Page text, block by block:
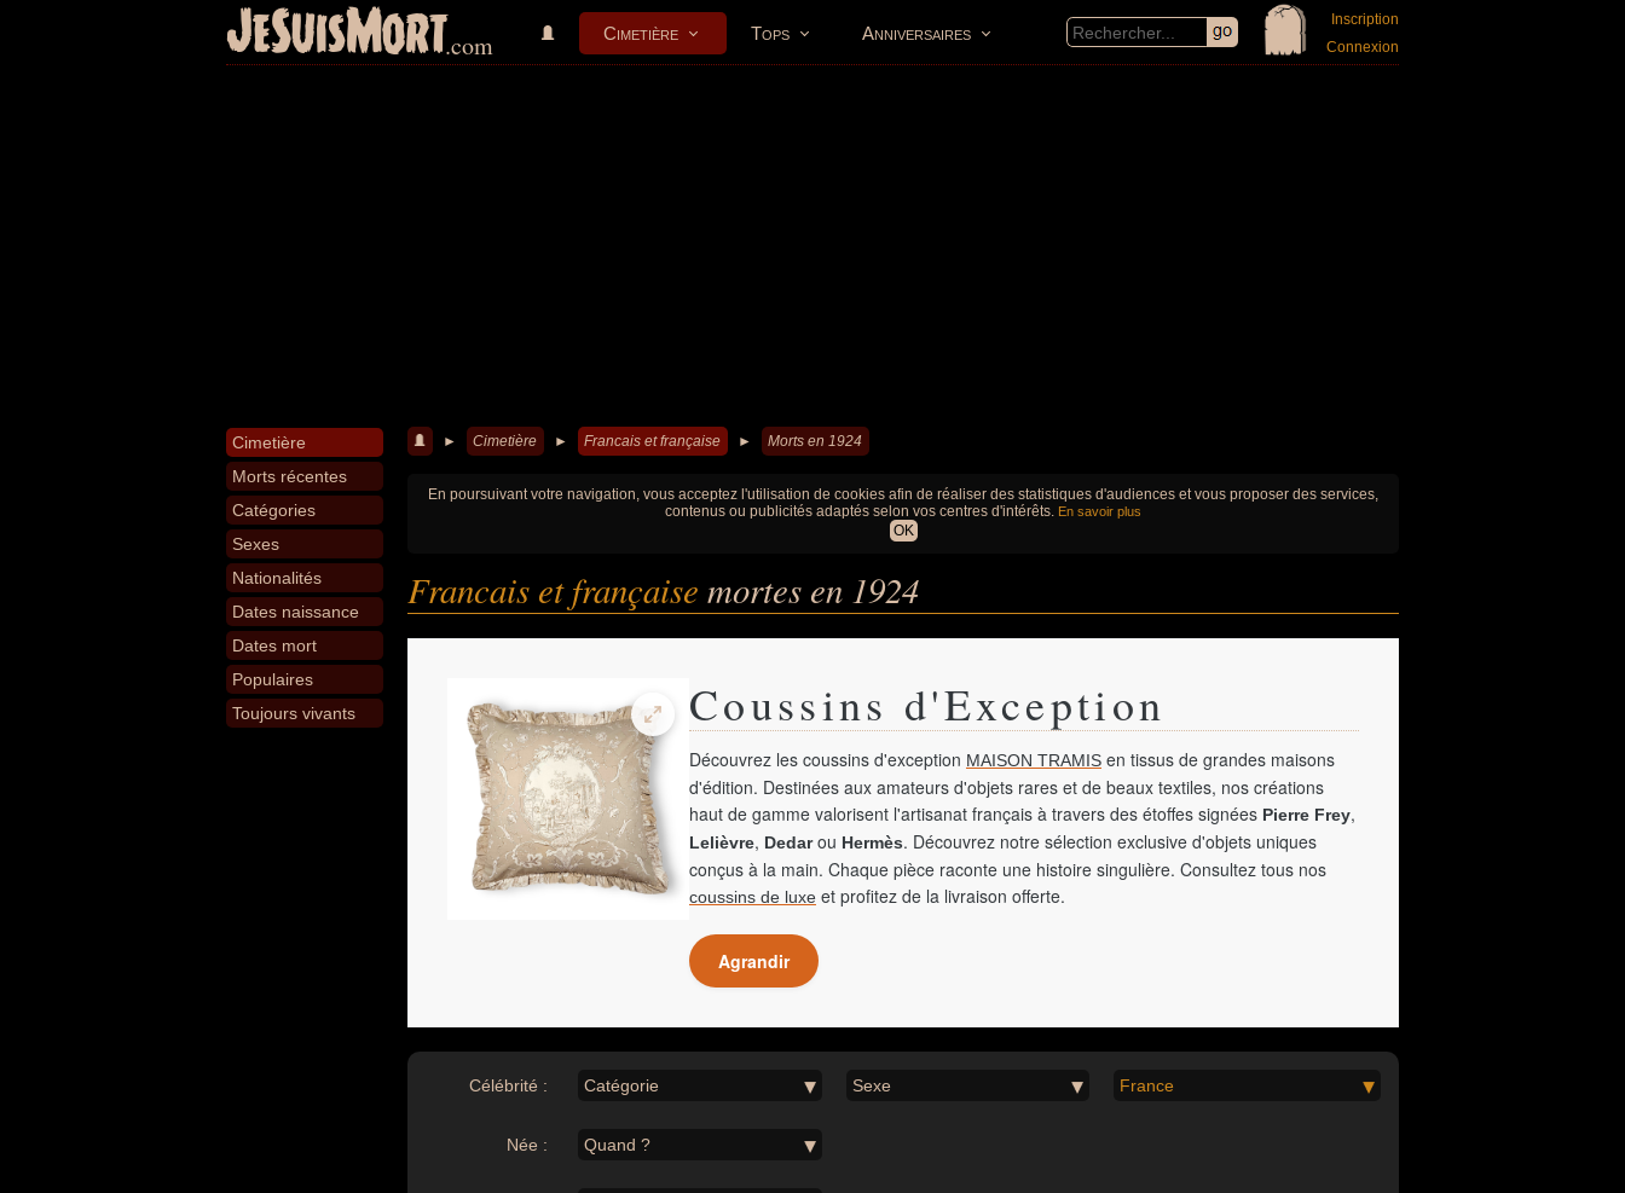
JeSuisMort.com Cimetière Tops Anniversaires
Inscription
Connexion
Cimetière
Morts récentes
Catégories
Sexes
Nationalités
Dates naissance
Dates mort
Populaires
Toujours vivants
► Cimetière ► Francais et française ► Morts en 1924
En poursuivant votre navigation, vous acceptez l'utilisation de cookies afin de réaliser des statistiques d'audiences et vous proposer des services,
contenus ou publicités adaptés selon vos centres d'intérêts. En savoir plus
OK
Francais et française mortes en 1924
Coussins d'Exception
Découvrez les coussins d'exception MAISON TRAMIS en tissus de grandes maisons
d'édition. Destinées aux amateurs d'objets rares et de beaux textiles, nos créations
haut de gamme valorisent l'artisanat français à travers des étoffes signées Pierre Frey,
Lelièvre, Dedarou Hermès. Découvrez notre sélection exclusive d'objets uniques
conçus à la main. Chaque pièce raconte une histoire singulière. Consultez tous nos
coussins de luxe et profitez de la livraison offerte.
Agrandir
Célébrité : Catégorie Sexe France
Née : Quand ?